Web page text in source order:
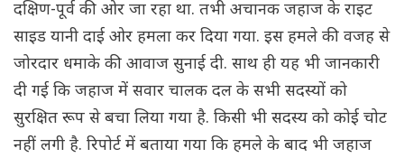
दक्षिण-पूर्व की ओर जा रहा था. तभी अचानक जहाज के राइट
साइड यानी दाई ओर हमला कर दिया गया. इस हमले की वजह से
जोरदार धमाके की आवाज सुनाई दी. साथ ही यह भी जानकारी
दी गई कि जहाज में सवार चालक दल के सभी सदस्यों को
सुरक्षित रूप से बचा लिया गया है. किसी भी सदस्य को कोई चोट
नहीं लगी है. रिपोर्ट में बताया गया कि हमले के बाद भी जहाज